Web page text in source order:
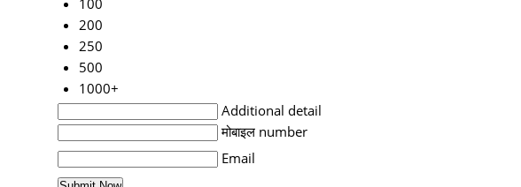
100
200
250
500
1000+
Additional detail
मोबाइल number
Email